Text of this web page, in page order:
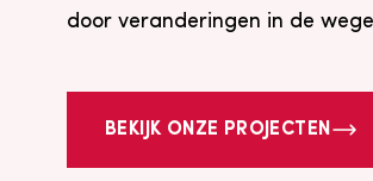
door veranderingen in de
BEKIJK ONZE PROJECTEN